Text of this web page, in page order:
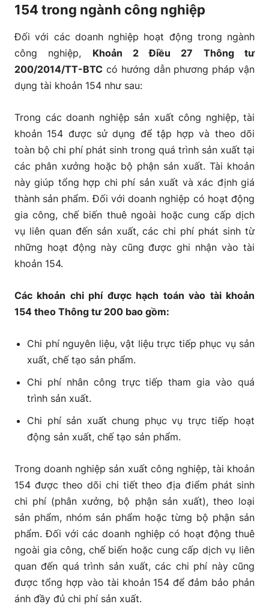
154 trong ngành công nghiệp
Đối với các doanh nghiệp hoạt động trong ngành
công nghiệp, Khoản 2 Điều 27 Thông tư
200/2014/TT-BTC có hướng dẫn phương pháp vận
dụng tài khoản 154 như sau:
Trong các doanh nghiệp sản xuất công nghiệp, tài
khoản 154 được sử dụng để tập hợp và theo dõi
toàn bộ chi phí phát sinh trong quá trình sản xuất tại
các phân xưởng hoặc bộ phận sản xuất. Tài khoản
này giúp tổng hợp chi phí sản xuất và xác định giá
thành sản phẩm. Đối với doanh nghiệp có hoạt động
gia công, chế biến thuê ngoài hoặc cung cấp dịch
vụ liên quan đến sản xuất, các chi phí phát sinh từ
những hoạt động này cũng được ghi nhận vào tài
khoản 154.
Các khoản chi phí được hạch toán vào tài khoản
154 theo Thông tư 200 bao gồm:
Chi phí nguyên liệu, vật liệu trực tiếp phục vụ sản
xuất, chế tạo sản phẩm.
Chi phí nhân công trực tiếp tham gia vào quá
trình sản xuất.
Chi phí sản xuất chung phục vụ trực tiếp hoạt
động sản xuất, chế tạo sản phẩm.
Trong doanh nghiệp sản xuất công nghiệp, tài khoản
154 được theo dõi chi tiết theo địa điểm phát sinh
chi phí (phân xưởng, bộ phận sản xuất), theo loại
sản phẩm, nhóm sản phẩm hoặc từng bộ phận sản
phẩm. Đối với các doanh nghiệp có hoạt động thuê
ngoài gia công, chế biến hoặc cung cấp dịch vụ liên
quan đến quá trình sản xuất, các chi phí này cũng
được tổng hợp vào tài khoản 154 để đảm bảo phản
ánh đầy đủ chi phí sản xuất.